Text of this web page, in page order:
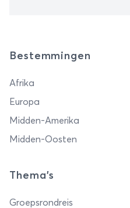
Bestemmingen
Afrika
Europa
Midden-Amerika
Midden-Oosten
Thema's
Groepsrondreis